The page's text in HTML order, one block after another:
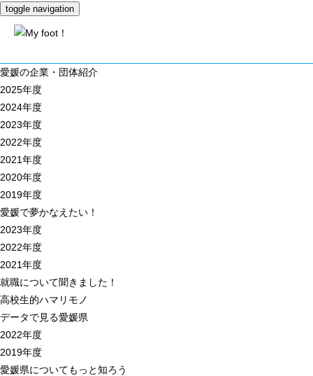
toggle navigation
愛媛の企業・団体紹介
2025年度
2024年度
2023年度
2022年度
2021年度
2020年度
2019年度
愛媛で夢かなえたい！
2023年度
2022年度
2021年度
就職について聞きました！
高校生的ハマリモノ
データで見る愛媛県
2022年度
2019年度
愛媛県についてもっと知ろう